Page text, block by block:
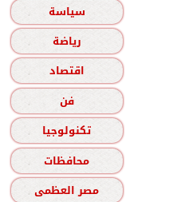
سياسة
رياضة
اقتصاد
فن
تكنولوجيا
محافظات
مصر العظمى